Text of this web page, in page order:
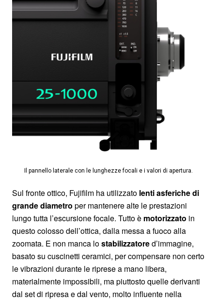
Il pannello laterale con le lunghezze focali e i valori di apertura.
Sul fronte ottico, Fujifilm ha utilizzato lenti asferiche di
grande diametro per mantenere alte le prestazioni
lungo tutta l’escursione focale. Tutto è motorizzato in
questo colosso dell’ottica, dalla messa a fuoco alla
zoomata. E non manca lostabilizzatored’immagine,
basato su cuscinetti ceramici, per compensare non certo
le vibrazioni durante le riprese a mano libera,
materialmente impossibili, ma piuttosto quelle derivanti
dal set di ripresa e dal vento, molto influente nella